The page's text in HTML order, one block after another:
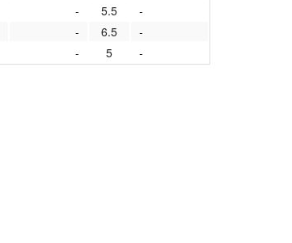
2017/2018
- 5.5
-
- 6.5
-
- 5 -